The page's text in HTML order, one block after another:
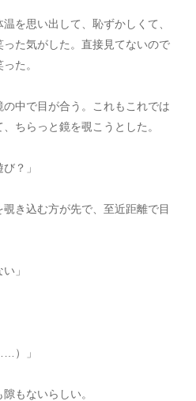
を思い出して、恥ずかしくて、
た気がした。直接見てないので
た。
中で目が合う。これもこれでは
ちらっと鏡を覗こうとした。
？」
き込む方が先で、至近距離で目
」
）」
もないらしい。